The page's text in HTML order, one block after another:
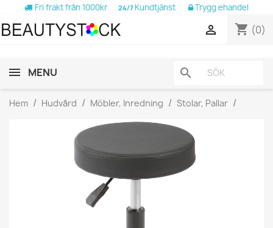
Fri frakt från 1000kr 24/7 Kundtjänst Trygg ehandel
shopping_cart (0)

MENU search
Hem Hudvård Möbler, Inredning Stolar, Pallar